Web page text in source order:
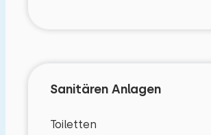
Sanitären Anlagen
Toiletten